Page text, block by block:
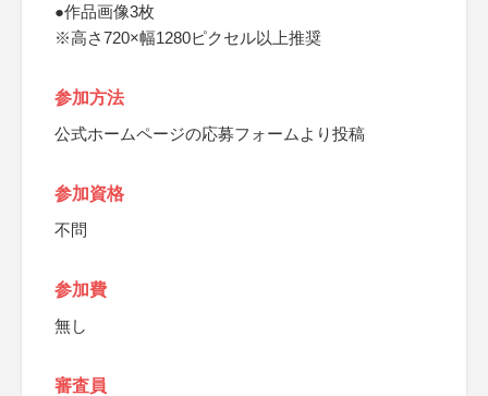
●作品画像3枚
※高さ720×幅1280ピクセル以上推奨
参加方法
公式ホームページの応募フォームより投稿
参加資格
不問
参加費
無し
審査員